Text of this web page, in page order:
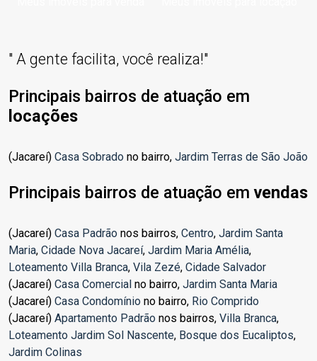
" A gente facilita, você realiza!"
Principais bairros de atuação em
locações
(Jacareí) Casa Sobrado no bairro, Jardim Terras de São João
Principais bairros de atuação emvendas
(Jacareí) Casa Padrão nos bairros, Centro, Jardim Santa
Maria, Cidade Nova Jacareí, Jardim Maria Amélia,
Loteamento Villa Branca, Vila Zezé, Cidade Salvador
(Jacareí) Casa Comercial no bairro, Jardim Santa Maria
(Jacareí) Casa Condomínio no bairro, Rio Comprido
(Jacareí) Apartamento Padrão nos bairros, Villa Branca,
Loteamento Jardim Sol Nascente, Bosque dos Eucaliptos,
Jardim Colinas